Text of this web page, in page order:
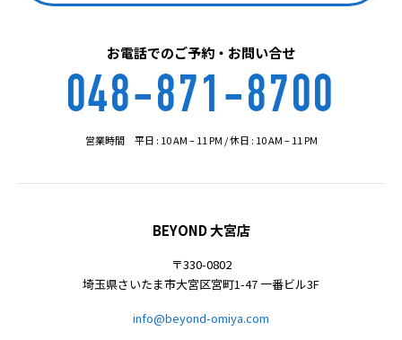
お電話でのご予約・お問い合せ
048-871-8700
営業時間 平日 : 10 AM – 11 PM / 休日 : 10 AM – 11 PM
BEYOND 大宮店
〒330-0802
埼玉県さいたま市大宮区宮町1-47 一番ビル3F
info@beyond-omiya.com